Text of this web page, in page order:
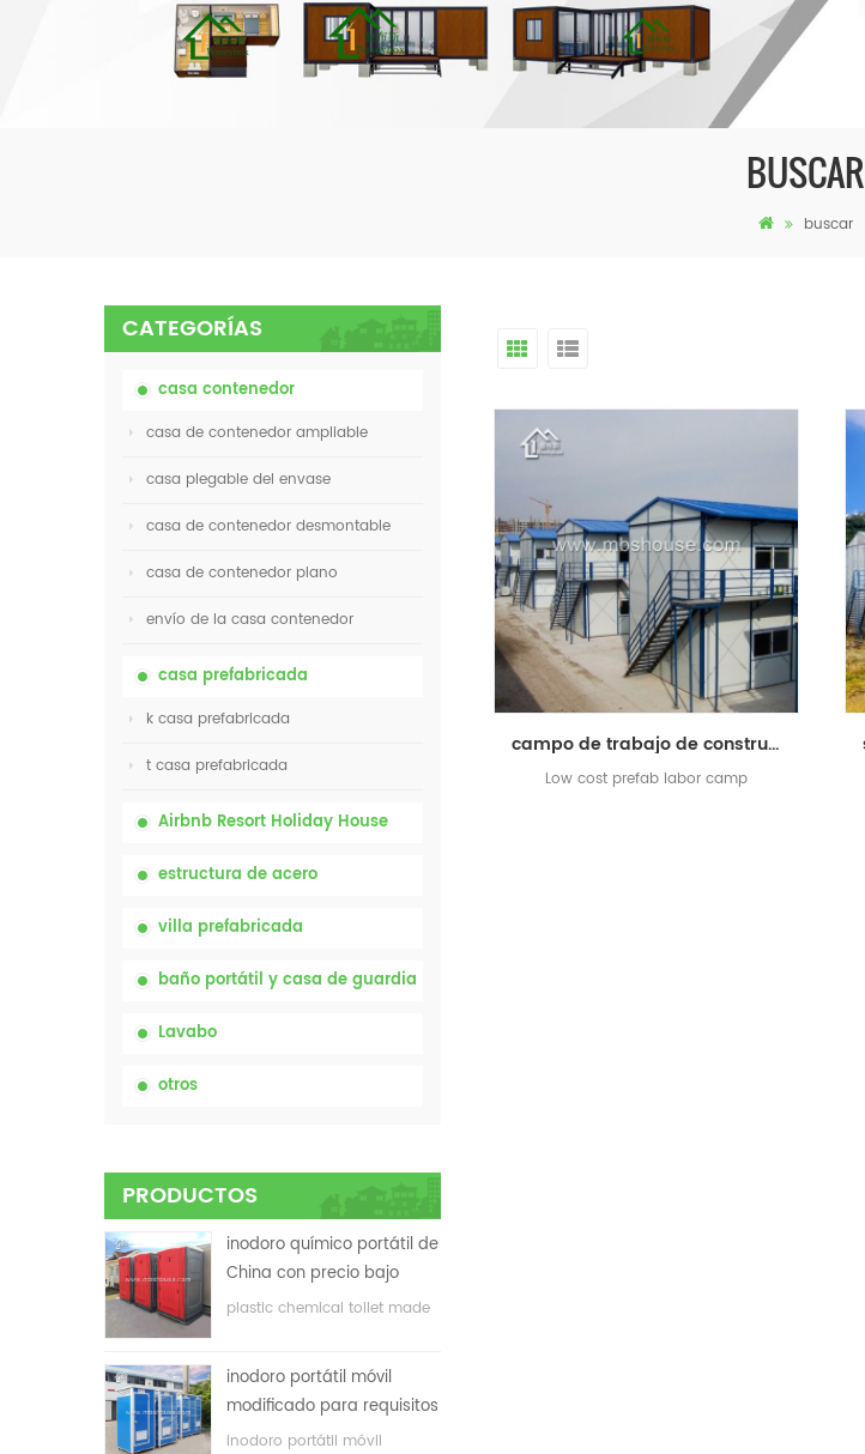
BUSCAR
buscar
CATEGORÍAS
casa contenedor
casa de contenedor ampliable
casa plegable del envase
casa de contenedor desmontable
casa de contenedor plano
envío de la casa contenedor
casa prefabricada
k casa prefabricada
t casa prefabricada
Airbnb Resort Holiday House
estructura de acero
villa prefabricada
baño portátil y casa de guardia
Lavabo
otros
PRODUCTOS
inodoro químico portátil de
China con precio bajo
plastic chemical toilet made
inodoro portátil móvil
modificado para requisitos
particulares barato de
inodoro portátil móvil
campo de trabajo de construcción prefabricada de bajo costo
Low cost prefab labor camp